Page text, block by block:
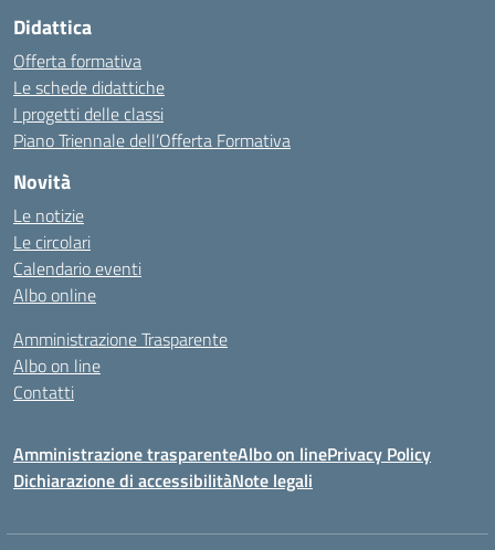
Didattica
Offerta formativa
Le schede didattiche
I progetti delle classi
Piano Triennale dell’Offerta Formativa
Novità
Le notizie
Le circolari
Calendario eventi
Albo online
Amministrazione Trasparente
Albo on line
Contatti
Amministrazione trasparenteAlbo on linePrivacy Policy
Dichiarazione di accessibilitàNote legali